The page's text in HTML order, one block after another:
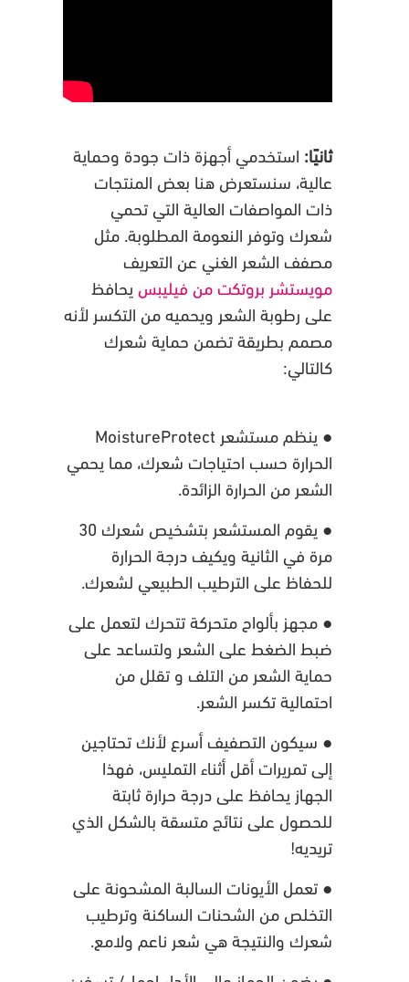
ثانيًا: استخدمي أجهزة ذات جودة وحماية
عالية، سنستعرض هنا بعض المنتجات
ذات المواصفات العالية التي تحمي
شعرك وتوفر النعومة المطلوبة. مثل
مصفف الشعر الغني عن التعريف
مويستشر بروتكت من فيليبس يحافظ
على رطوبة الشعر ويحميه من التكسر لأنه
مصمم بطريقة تضمن حماية شعرك
كالتالي:
● ينظم مستشعر MoistureProtect
الحرارة حسب احتياجات شعرك، مما يحمي
الشعر من الحرارة الزائدة.
● يقوم المستشعر بتشخيص شعرك 30
مرة في الثانية ويكيف درجة الحرارة
للحفاظ على الترطيب الطبيعي لشعرك.
● مجهز بألواح متحركة تتحرك لتعمل على
ضبط الضغط على الشعر ولتساعد على
حماية الشعر من التلف و تقلل من
احتمالية تكسر الشعر.
● سيكون التصفيف أسرع لأنك تحتاجين
إلى تمريرات أقل أثناء التمليس، فهذا
الجهاز يحافظ على درجة حرارة ثابتة
للحصول على نتائج متسقة بالشكل الذي
تريديه!
● تعمل الأيونات السالبة المشحونة على
التخلص من الشحنات الساكنة وترطيب
شعرك والنتيجة هي شعر ناعم ولامع.